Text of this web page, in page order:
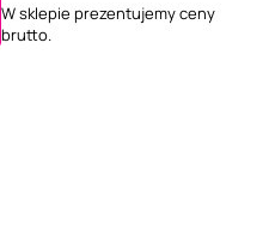
W sklepie prezentujemy ceny
brutto.